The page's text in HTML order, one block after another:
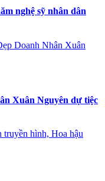
nghệ sỹ nhân dân
Doanh Nhân Xuân
Xuân Nguyên dự tiệc
truyền hình, Hoa hậu